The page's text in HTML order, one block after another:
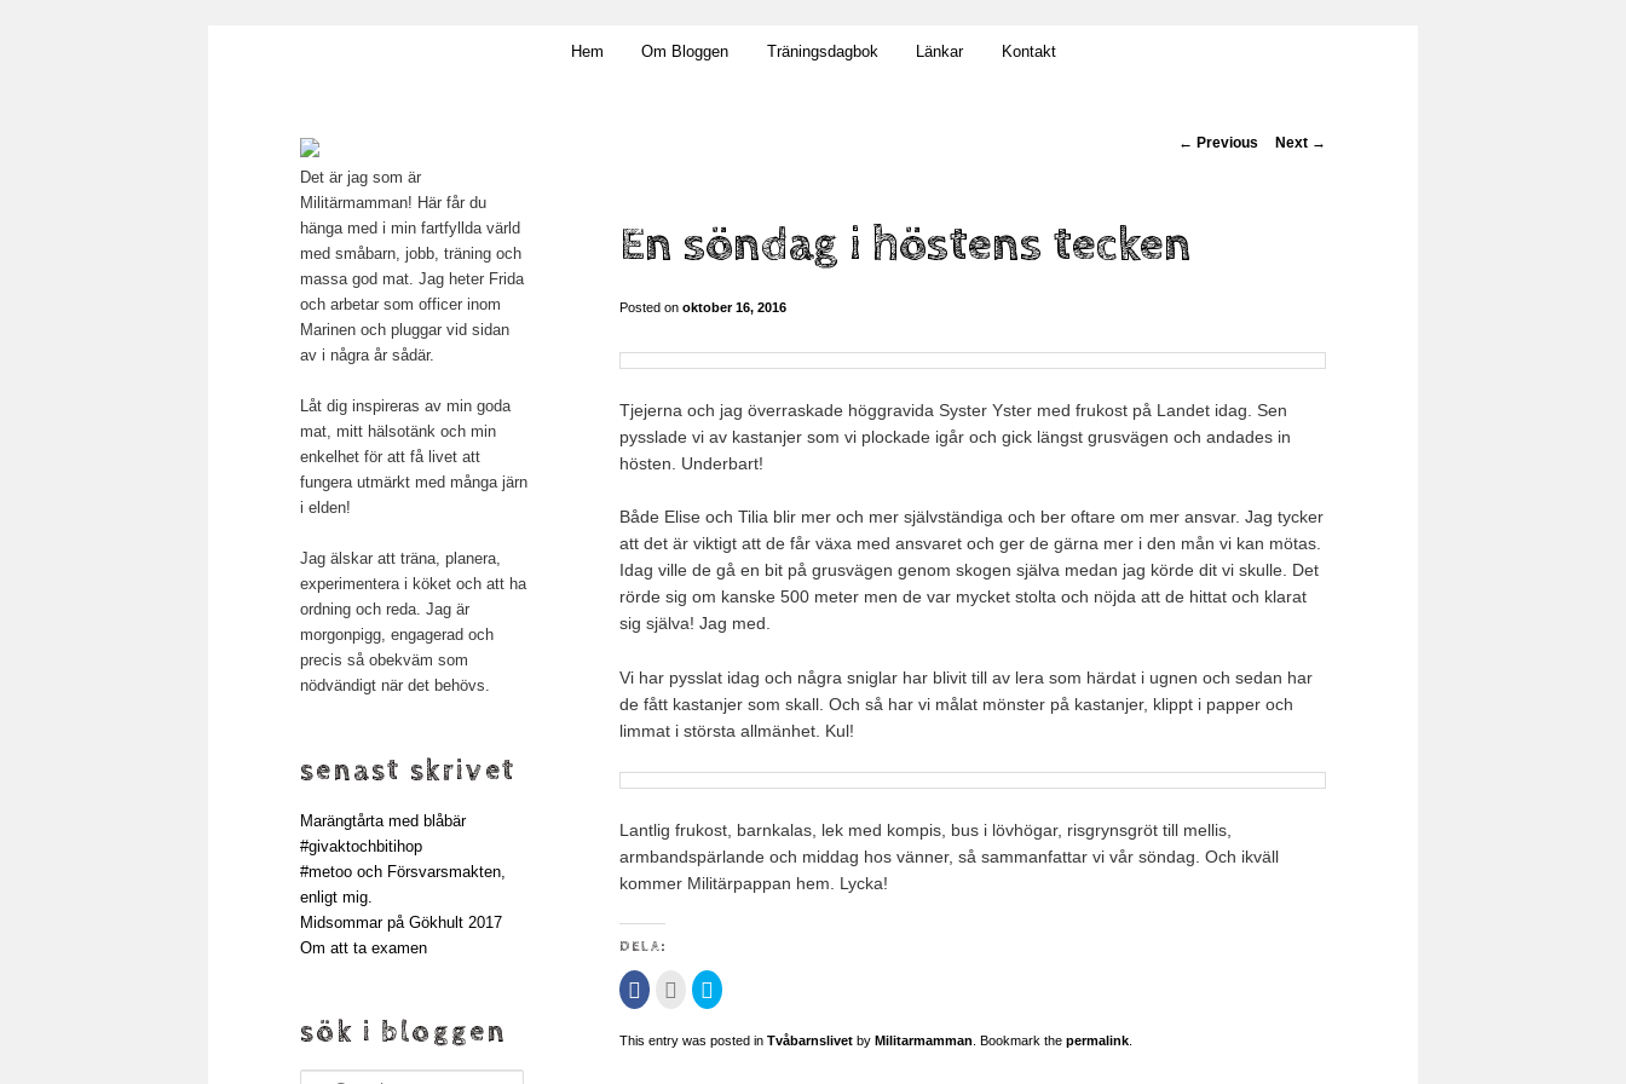
Mamma, militär och märkbart obekväm
Hem Om Bloggen Träningsdagbok Länkar Kontakt
Post navigation
← Previous Next →
En söndag i höstens tecken
Posted on oktober 16, 2016
Tjejerna och jag överraskade höggravida Syster Yster med frukost på Landet idag. Sen
pysslade vi av kastanjer som vi plockade igår och gick längst grusvägen och andades in
hösten. Underbart!
Både Elise och Tilia blir mer och mer självständiga och ber oftare om mer ansvar. Jag tycker
att det är viktigt att de får växa med ansvaret och ger de gärna mer i den mån vi kan mötas.
Idag ville de gå en bit på grusvägen genom skogen själva medan jag körde dit vi skulle. Det
rörde sig om kanske 500 meter men de var mycket stolta och nöjda att de hittat och klarat
sig själva! Jag med.
Vi har pysslat idag och några sniglar har blivit till av lera som härdat i ugnen och sedan har
de fått kastanjer som skall. Och så har vi målat mönster på kastanjer, klippt i papper och
limmat i största allmänhet. Kul!
Lantlig frukost, barnkalas, lek med kompis, bus i lövhögar, risgrynsgröt till mellis,
armbandspärlande och middag hos vänner, så sammanfattar vi vår söndag. Och ikväll
kommer Militärpappan hem. Lycka!
DELA:
Klicka
för
på
Klicka
för
detta
Klicka
för
på
This entry was posted in Tvåbarnslivet by Militarmamman . Bookmark the permalink
Det är jag som är
Militärmamman! Här får du
hänga med i min fartfyllda värld
med småbarn, jobb, träning och
massa god mat. Jag heter Frida
och arbetar som officer inom
Marinen och pluggar vid sidan
av i några år sådär.
Låt dig inspireras av min goda
mat, mitt hälsotänk och min
enkelhet för att få livet att
fungera utmärkt med många järn
i elden!
Jag älskar att träna, planera,
experimentera i köket och att ha
ordning och reda. Jag är
morgonpigg, engagerad och
precis så obekväm som
nödvändigt när det behövs.
senast skrivet
Marängtårta med blåbär
#givaktochbitihop
#metoo och Försvarsmakten,
enligt mig.
Midsommar på Gökhult 2017
Om att ta examen
sök i bloggen